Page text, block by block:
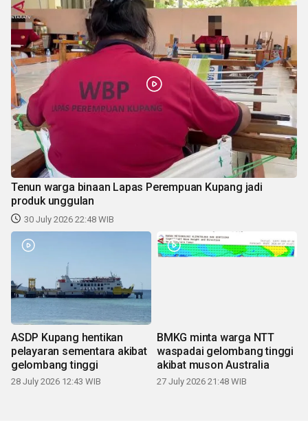
Tenun warga binaan Lapas Perempuan Kupang jadi
produk unggulan
30 July 2026 22:48 WIB
ASDP Kupang hentikan
pelayaran sementara akibat
gelombang tinggi
28 July 2026 12:43 WIB
BMKG minta warga NTT
waspadai gelombang tinggi
akibat muson Australia
27 July 2026 21:48 WIB